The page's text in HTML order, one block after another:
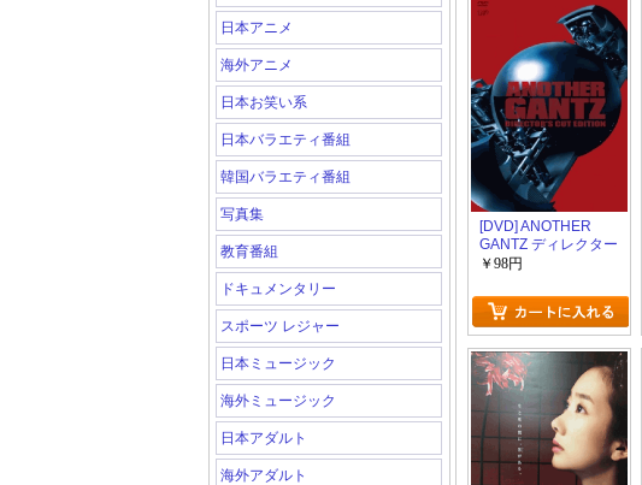
日本アニメ
海外アニメ
日本お笑い系
日本バラエティ番組
韓国バラエティ番組
写真集
教育番組
ドキュメンタリー
スポーツ レジャー
日本ミュージック
海外ミュージック
日本アダルト
海外アダルト
[DVD] ANOTHER
GANTZ ディレクター
ズカット
￥98円